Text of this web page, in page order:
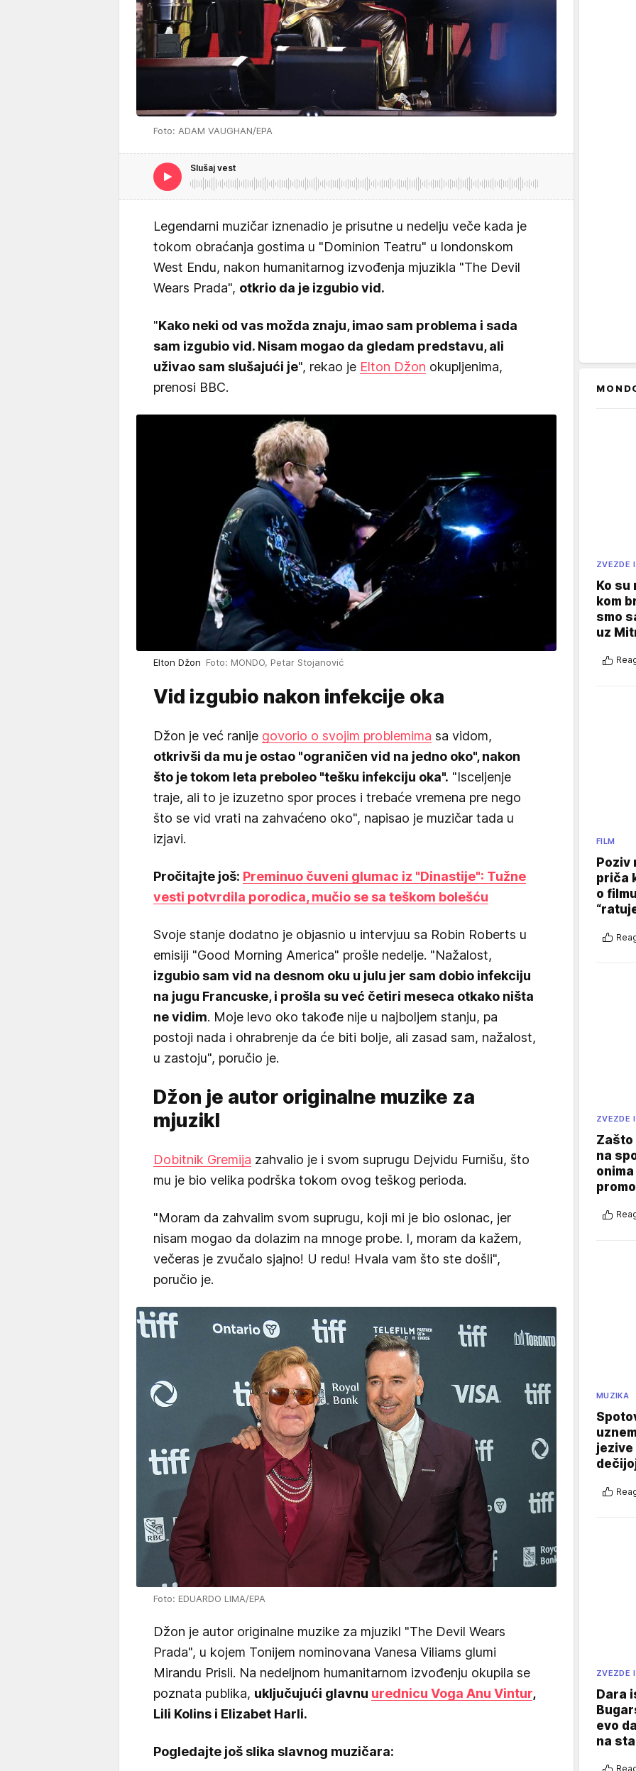
Foto: ADAM VAUGHAN/EPA
Slušaj vest
Legendarni muzičar iznenadio je prisutne u nedelju veče kada je
tokom obraćanja gostima u "Dominion Teatru" u londonskom
West Endu, nakon humanitarnog izvođenja mjuzikla "The Devil
Wears Prada", otkrio da je izgubio vid.
"Kako neki od vas možda znaju, imao sam problema i sada
sam izgubio vid. Nisam mogao da gledam predstavu, ali
uživao sam slušajući je", rekao je Elton Džon okupljenima,
prenosi BBC.
Elton Džon Foto: MONDO, Petar Stojanović
Vid izgubio nakon infekcije oka
Džon je već ranije govorio o svojim problemima sa vidom,
otkrivši da mu je ostao "ograničen vid na jedno oko", nakon
što je tokom leta preboleo "tešku infekciju oka". "Isceljenje
traje, ali to je izuzetno spor proces i trebaće vremena pre nego
što se vid vrati na zahvaćeno oko", napisao je muzičar tada u
izjavi.
Pročitajte još: Preminuo čuveni glumac iz "Dinastije": Tužne
vesti potvrdila porodica, mučio se sa teškom bolešću
Svoje stanje dodatno je objasnio u intervjuu sa Robin Roberts u
emisiji "Good Morning America" prošle nedelje. "Nažalost,
izgubio sam vid na desnom oku u julu jer sam dobio infekciju
na jugu Francuske, i prošla su već četiri meseca otkako ništa
ne vidim. Moje levo oko takođe nije u najboljem stanju, pa
postoji nada i ohrabrenje da će biti bolje, ali zasad sam, nažalost,
u zastoju", poručio je.
Džon je autor originalne muzike za
mjuzikl
Dobitnik Gremija zahvalio je i svom suprugu Dejvidu Furnišu, što
mu je bio velika podrška tokom ovog teškog perioda.
"Moram da zahvalim svom suprugu, koji mi je bio oslonac, jer
nisam mogao da dolazim na mnoge probe. I, moram da kažem,
večeras je zvučalo sjajno! U redu! Hvala vam što ste došli",
poručio je.
Foto: EDUARDO LIMA/EPA
Džon je autor originalne muzike za mjuzikl "The Devil Wears
Prada", u kojem Tonijem nominovana Vanesa Viliams glumi
Mirandu Prisli. Na nedeljnom humanitarnom izvođenju okupila se
poznata publika, uključujući glavnu urednicu Voga Anu Vintur,
Lili Kolins i Elizabet Harli.
Pogledajte još slika slavnog muzičara:
ZVEZDE
Ko su
kom
smo
uz
FILM
Poziv
priča
o
ZVEZDE
Zašto
na
MUZIKA
jezive
ZVEZDE
Dara
evo
na